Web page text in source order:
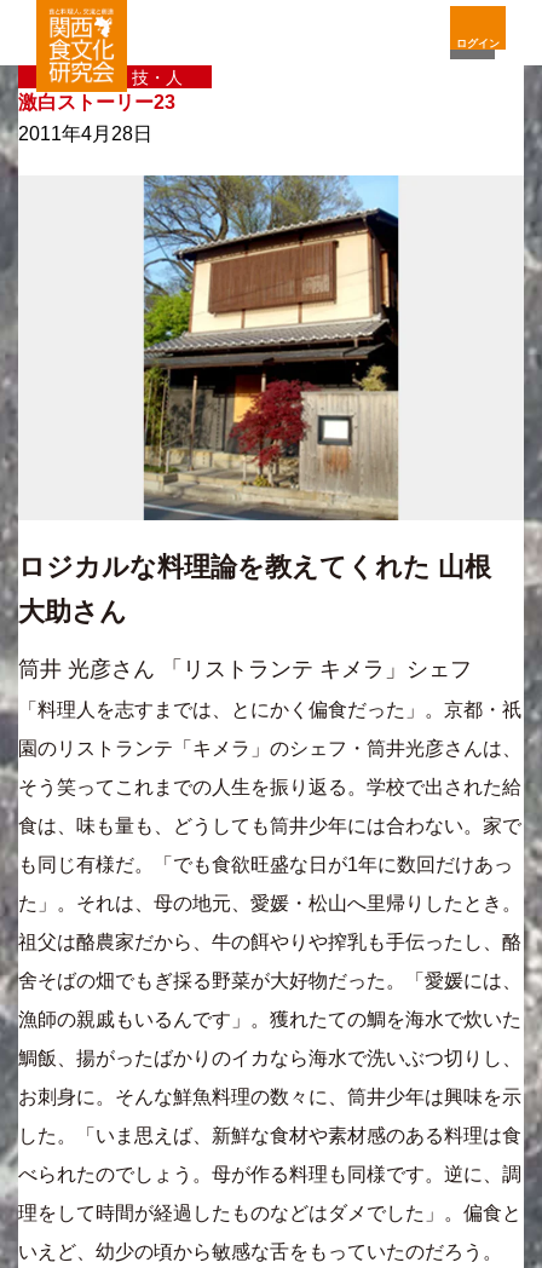
ログイン
〈新〉味・技・人
激白ストーリー23
2011年4月28日
ロジカルな料理論を教えてくれた 山根
大助さん
筒井 光彦さん 「リストランテ キメラ」シェフ
「料理人を志すまでは、とにかく偏食だった」。京都・祇
園のリストランテ「キメラ」のシェフ・筒井光彦さんは、
そう笑ってこれまでの人生を振り返る。学校で出された給
食は、味も量も、どうしても筒井少年には合わない。家で
も同じ有様だ。「でも食欲旺盛な日が1年に数回だけあっ
た」。それは、母の地元、愛媛・松山へ里帰りしたとき。
祖父は酪農家だから、牛の餌やりや搾乳も手伝ったし、酪
舍そばの畑でもぎ採る野菜が大好物だった。「愛媛には、
漁師の親戚もいるんです」。獲れたての鯛を海水で炊いた
鯛飯、揚がったばかりのイカなら海水で洗いぶつ切りし、
お刺身に。そんな鮮魚料理の数々に、筒井少年は興味を示
した。「いま思えば、新鮮な食材や素材感のある料理は食
べられたのでしょう。母が作る料理も同様です。逆に、調
理をして時間が経過したものなどはダメでした」。偏食と
いえど、幼少の頃から敏感な舌をもっていたのだろう。